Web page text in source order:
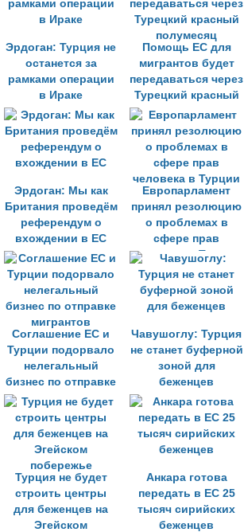
Эрдоган: Турция не
останется за
рамками операции
в Ираке
Помощь ЕС для
мигрантов будет
передаваться через
Турецкий красный
полумесяц
Эрдоган: Мы как
Британия проведём
референдум о
вхождении в ЕС
Европарламент
принял резолюцию
о проблемах в
сфере прав
человека в Турции
Соглашение ЕС и
Турции подорвало
нелегальный
бизнес по отправке
мигрантов
Чавушоглу: Турция
не станет буферной
зоной для
беженцев
Турция не будет
строить центры
для беженцев на
Эгейском
Анкара готова
передать в ЕС 25
тысяч сирийских
беженцев